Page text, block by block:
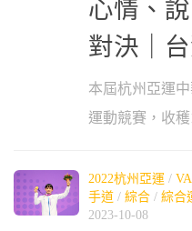
心情、
對決｜
本屆杭州亞運
運動競賽，收穫
2022杭州亞運 /
手道 / 綜合 / 綜合
2023-10-08